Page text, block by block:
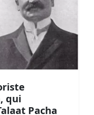
qui
Pacha